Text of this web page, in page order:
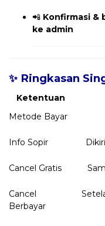
📲 Konfirmasi &
ke admin
✨ Ringkasan
Ketentuan
Metode Bayar
Info Sopir
Cancel Gratis
Cancel
Berbayar